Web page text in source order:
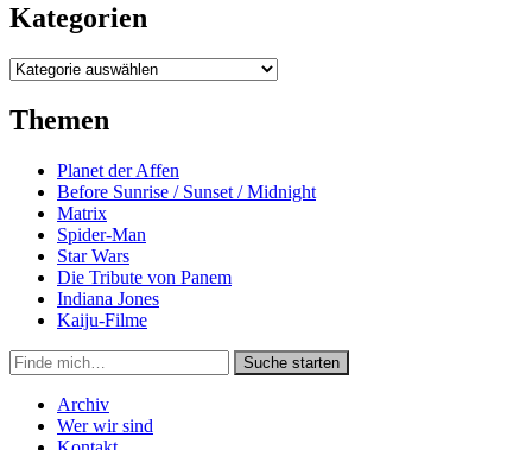
Kategorien
Kategorien
Themen
Planet der Affen
Before Sunrise / Sunset / Midnight
Matrix
Spider-Man
Star Wars
Die Tribute von Panem
Indiana Jones
Kaiju-Filme
Suche
in
https://secondunit-
podcast.de/
Suche starten
Archiv
Wer wir sind